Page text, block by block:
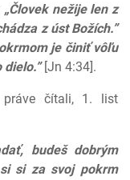
„Človek nežije len z
z úst Božích.”
je činiť vôľu
dielo.”[Jn 4:34].
čítali, 1. list
budeš dobrým
si za svoj pokrm